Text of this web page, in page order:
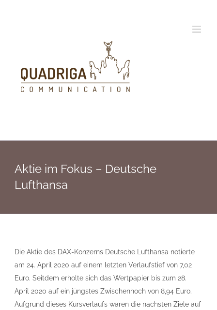
Aktie im Fokus – Deutsche
Lufthansa
Die Aktie des DAX-Konzerns Deutsche Lufthansa notierte
am 24. April 2020 auf einem letzten Verlaufstief von 7,02
Euro. Seitdem erholte sich das Wertpapier bis zum 28.
April 2020 auf ein jüngstes Zwischenhoch von 8,94 Euro.
Aufgrund dieses Kursverlaufs wären die nächsten Ziele auf